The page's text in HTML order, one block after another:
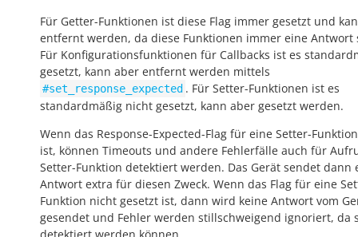
Für Getter-Funktionen ist diese Flag immer gesetzt und
entfernt werden, da diese Funktionen immer eine Antwort
Für Konfigurationsfunktionen für Callbacks ist es
gesetzt, kann aber entfernt werden mittels
#set_response_expected . Für Setter-Funktionen ist es
standardmäßig nicht gesetzt, kann aber gesetzt werden.
Wenn das Response-Expected-Flag für eine Setter-
ist, können Timeouts und andere Fehlerfälle auch für
Setter-Funktion detektiert werden. Das Gerät sendet dann
Antwort extra für diesen Zweck. Wenn das Flag für eine
Funktion nicht gesetzt ist, dann wird keine Antwort vom
gesendet und Fehler werden stillschweigend ignoriert, da